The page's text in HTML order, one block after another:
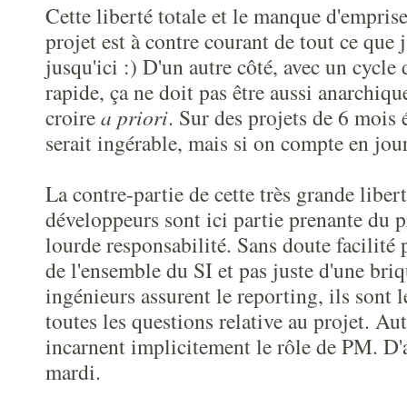
Cette liberté totale et le manque
projet est à contre courant de tout ce que
jusqu'ici :) D'un autre côté, avec un cycle
rapide, ça ne doit pas être aussi
croirea priori. Sur des projets de 6 mois
serait ingérable, mais si on compte en
La contre-partie de cette très grande
développeurs sont ici partie prenante du
lourde responsabilité. Sans doute facilité
de l'ensemble du SI et pas juste d'une
ingénieurs assurent le reporting, ils sont
toutes les questions relative au projet.
incarnent implicitement le rôle de PM.
mardi.